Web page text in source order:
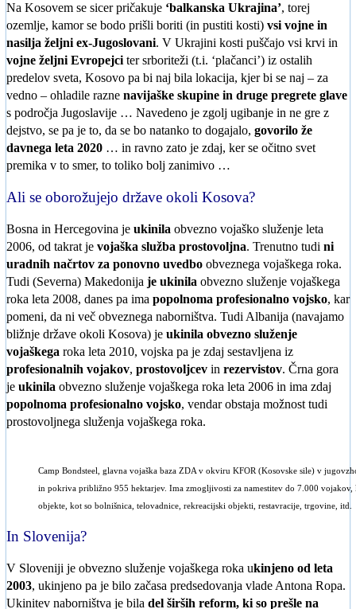
Na Kosovem se sicer pričakuje ‘balkanska Ukrajina’, torej
ozemlje, kamor se bodo prišli boriti (in pustiti kosti) vsi vojne in
nasilja željni ex-Jugoslovani. V Ukrajini kosti puščajo vsi krvi in
vojne željni Evropejci ter srboriteži (t.i. ‘plačanci’) iz ostalih
predelov sveta, Kosovo pa bi naj bila lokacija, kjer bi se naj – za
vedno – ohladile razne navijaške skupine in druge pregrete glave
s področja Jugoslavije … Navedeno je zgolj ugibanje in ne gre z
dejstvo, se pa je to, da se bo natanko to dogajalo, govorilo že
davnega leta 2020 … in ravno zato je zdaj, ker se očitno svet
premika v to smer, to toliko bolj zanimivo …
Ali se oborožujejo države okoli Kosova?
Bosna in Hercegovina je ukinila obvezno vojaško služenje leta
2006, od takrat je vojaška služba prostovoljna. Trenutno tudi ni
uradnih načrtov za ponovno uvedbo obveznega vojaškega roka.
Tudi (Severna) Makedonija je ukinila obvezno služenje vojaškega
roka leta 2008, danes pa ima popolnoma profesionalno vojsko, kar
pomeni, da ni več obveznega naborništva. Tudi Albanija (navajamo
bližnje države okoli Kosova) je ukinila obvezno služenje
vojaškega roka leta 2010, vojska pa je zdaj sestavljena iz
profesionalnih vojakov, prostovoljcev in rezervistov. Črna gora
je ukinila obvezno služenje vojaškega roka leta 2006 in ima zdaj
popolnoma profesionalno vojsko, vendar obstaja možnost tudi
prostovoljnega služenja vojaškega roka.
Camp Bondsteel, glavna vojaška baza ZDA v okviru KFOR (Kosovske sile) v
in pokriva približno 955 hektarjev. Ima zmogljivosti za namestitev do 7.000
objekte, kot so bolnišnica, telovadnice, rekreacijski objekti, restavracije, trgovine, itd.
In Slovenija?
V Sloveniji je obvezno služenje vojaškega roka ukinjeno od leta
2003, ukinjeno pa je bilo začasa predsedovanja vlade Antona Ropa.
Ukinitev naborništva je bila del širših reform, ki so prešle na